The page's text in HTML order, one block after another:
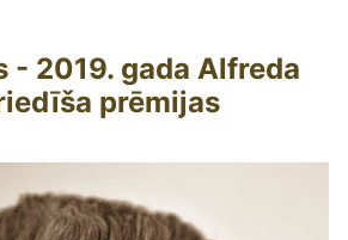
- 2019. gada Alfreda
prēmijas